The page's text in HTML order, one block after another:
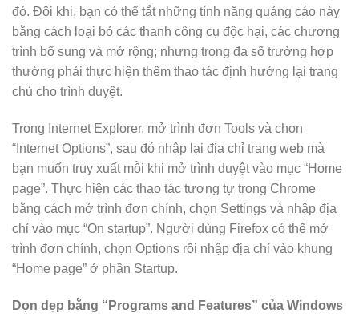
đó. Đôi khi, bạn có thể tắt những tính năng quảng cáo này
bằng cách loại bỏ các thanh công cụ độc hại, các chương
trình bổ sung và mở rộng; nhưng trong đa số trường hợp
thường phải thực hiện thêm thao tác định hướng lại trang
chủ cho trình duyệt.
Trong Internet Explorer, mở trình đơn Tools và chọn
“Internet Options”, sau đó nhập lại địa chỉ trang web mà
bạn muốn truy xuất mỗi khi mở trình duyệt vào mục “Home
page”. Thực hiện các thao tác tương tự trong Chrome
bằng cách mở trình đơn chính, chọn Settings và nhập địa
chỉ vào mục “On startup”. Người dùng Firefox có thể mở
trình đơn chính, chọn Options rồi nhập địa chỉ vào khung
“Home page” ở phần Startup.
Dọn dẹp bằng “Programs and Features” của Windows